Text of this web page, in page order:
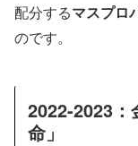
配分するマスプロ
のです。
2022-2023
命」